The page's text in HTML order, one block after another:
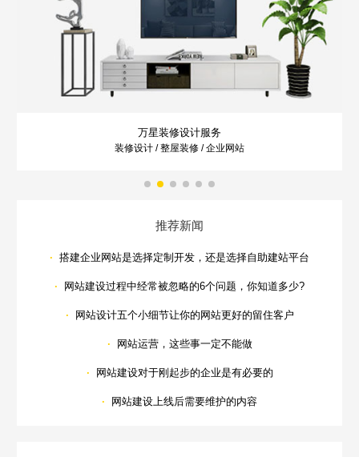
万星装修设计服务
装修设计 / 整屋装修 / 企业网站
推荐新闻
· 搭建企业网站是选择定制开发，还是选择自助建站平台
· 网站建设过程中经常被忽略的6个问题，你知道多少?
· 网站设计五个小细节让你的网站更好的留住客户
· 网站运营，这些事一定不能做
· 网站建设对于刚起步的企业是有必要的
· 网站建设上线后需要维护的内容